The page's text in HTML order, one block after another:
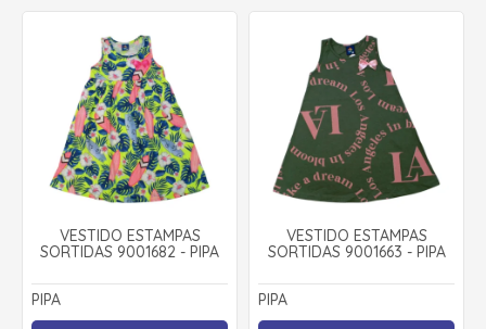
VESTIDO ESTAMPAS
SORTIDAS 9001682 - PIPA
PIPA
VESTIDO ESTAMPAS
SORTIDAS 9001663 - PIPA
PIPA